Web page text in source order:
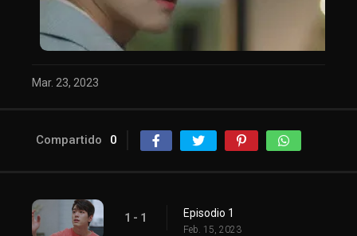
Mar. 23, 2023
Compartido 0
1 - 1 Episodio 1
Feb. 15, 2023